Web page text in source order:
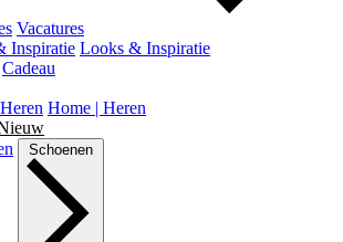
Vacatures
Inspiratie Looks & Inspiratie
Cadeau
Home | Heren
Schoenen